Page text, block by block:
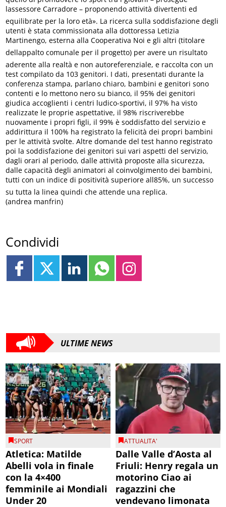
lassessore Carradore – proponendo attività divertenti ed
equilibrate per la loro età». La ricerca sulla soddisfazione degli
utenti è stata commissionata alla dottoressa Letizia
Martinengo, esterna alla Cooperativa Noi e gli altri (titolare
dellappalto comunale per il progetto) per avere un risultato
aderente alla realtà e non autoreferenziale, e raccolta con un
test compilato da 103 genitori. I dati, presentati durante la
conferenza stampa, parlano chiaro, bambini e genitori sono
contenti e lo mettono nero su bianco, il 95% dei genitori
giudica accoglienti i centri ludico-sportivi, il 97% ha visto
realizzate le proprie aspettative, il 98% riscriverebbe
nuovamente i propri figli, il 99% è soddisfatto del servizio e
addirittura il 100% ha registrato la felicità dei propri bambini
per le attività svolte. Altre domande del test hanno registrato
poi la soddisfazione dei genitori sui vari aspetti del servizio,
dagli orari al periodo, dalle attività proposte alla sicurezza,
dalle capacità degli animatori al coinvolgimento dei bambini,
tutti con un indice di positività superiore all85%, un successo
su tutta la linea quindi che attende una replica.
(andrea manfrin)
Condividi
ULTIME NEWS
SPORT
Atletica: Matilde
Abelli vola in finale
con la 4×400
femminile ai Mondiali
Under 20
ATTUALITA'
Dalle Valle d’Aosta al
Friuli: Henry regala un
motorino Ciao ai
ragazzini che
vendevano limonata